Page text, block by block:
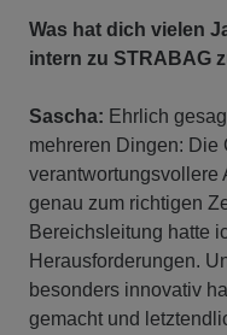
Was hat dich vielen
intern zu STRABAG
Sascha: Ehrlich
mehreren Dingen: Die
verantwortungsvollere
genau zum richtigen
Bereichsleitung hatte
Herausforderungen.
besonders innovativ
gemacht und